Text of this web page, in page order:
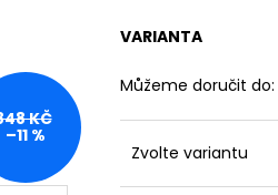
VARIANTA
Můžeme doručit do:
Zvolte variantu
KČ
–11 %